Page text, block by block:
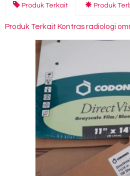
Produk Terkait Produk
Produk Terkait Kontras radiologi